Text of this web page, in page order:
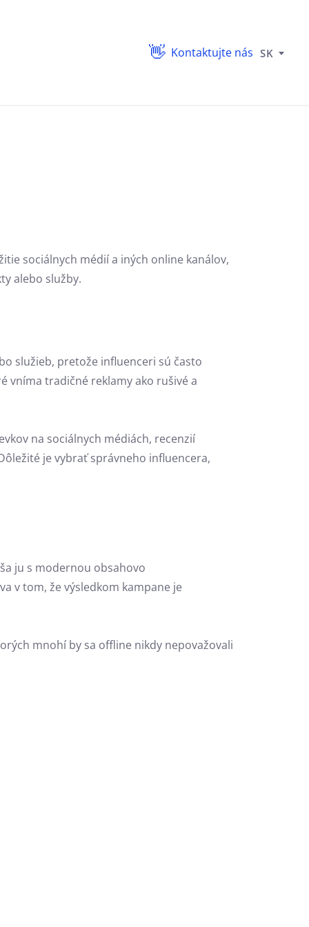
Kontaktujte nás SK
sociálnych médií a iných online kanálov,
alebo služby.
služieb, pretože influenceri sú často
vníma tradičné reklamy ako rušivé a
na sociálnych médiách, recenzií
je vybrať správneho influencera,
ju s modernou obsahovo
v tom, že výsledkom kampane je
mnohí by sa offline nikdy nepovažovali